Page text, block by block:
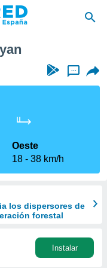
...
Oeste
18
38 km/h
los dispersores de
forestal
Instalar